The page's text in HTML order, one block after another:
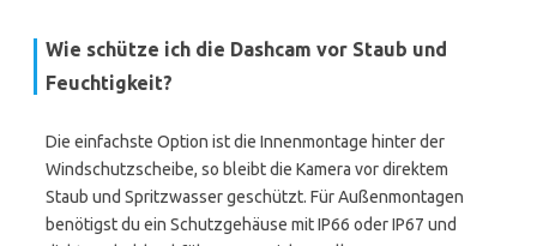
Wie schütze ich die Dashcam vor Staub und
Feuchtigkeit?
Die einfachste Option ist die Innenmontage hinter der
Windschutzscheibe, so bleibt die Kamera vor direktem
Staub und Spritzwasser geschützt. Für Außenmontagen
benötigst du ein Schutzgehäuse mit IP66 oder IP67 und